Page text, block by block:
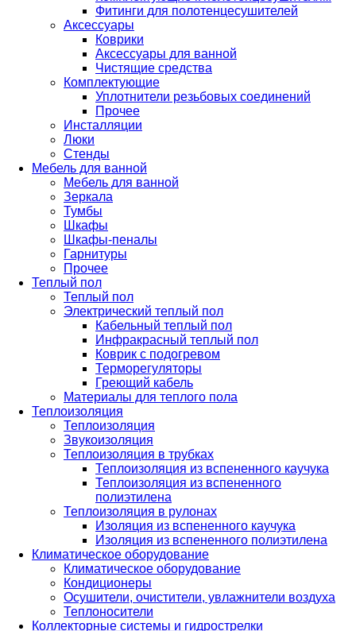
Фитинги для полотенцесушителей
Аксессуары
Коврики
Аксессуары для ванной
Чистящие средства
Комплектующие
Уплотнители резьбовых соединений
Прочее
Инсталляции
Люки
Стенды
Мебель для ванной
Мебель для ванной
Зеркала
Тумбы
Шкафы
Шкафы-пеналы
Гарнитуры
Прочее
Теплый пол
Теплый пол
Электрический теплый пол
Кабельный теплый пол
Инфракрасный теплый пол
Коврик с подогревом
Терморегуляторы
Греющий кабель
Материалы для теплого пола
Теплоизоляция
Теплоизоляция
Звукоизоляция
Теплоизоляция в трубках
Теплоизоляция из вспененного каучука
Теплоизоляция из вспененного
полиэтилена
Теплоизоляция в рулонах
Изоляция из вспененного каучука
Изоляция из вспененного полиэтилена
Климатическое оборудование
Климатическое оборудование
Кондиционеры
Осушители, очистители, увлажнители воздуха
Теплоносители
Коллекторные системы и гидрострелки